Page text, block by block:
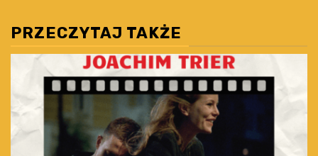
PRZECZYTAJ TAKŻE